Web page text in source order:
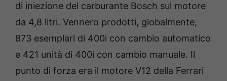
di iniezione del carburante Bosch sul motore
da 4,8 litri. Vennero prodotti, globalmente,
873 esemplari di 400i con cambio automatico
e 421 unità di 400i con cambio manuale. Il
punto di forza era il motore V12 della Ferrari